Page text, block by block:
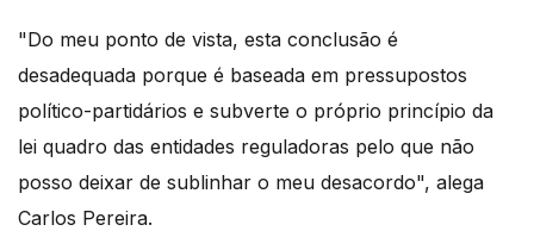
"Do meu ponto de vista, esta conclusão é
desadequada porque é baseada em pressupostos
político-partidários e subverte o próprio princípio da
lei quadro das entidades reguladoras pelo que não
posso deixar de sublinhar o meu desacordo", alega
Carlos Pereira.